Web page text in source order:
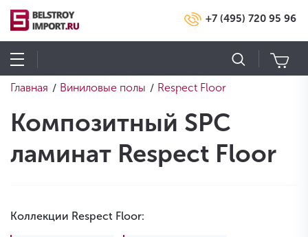
+7 (495) 720 95 96
Главная / Виниловые полы / Respect Floor
Композитный SPC
ламинат Respect Floor
Коллекции Respect Floor: